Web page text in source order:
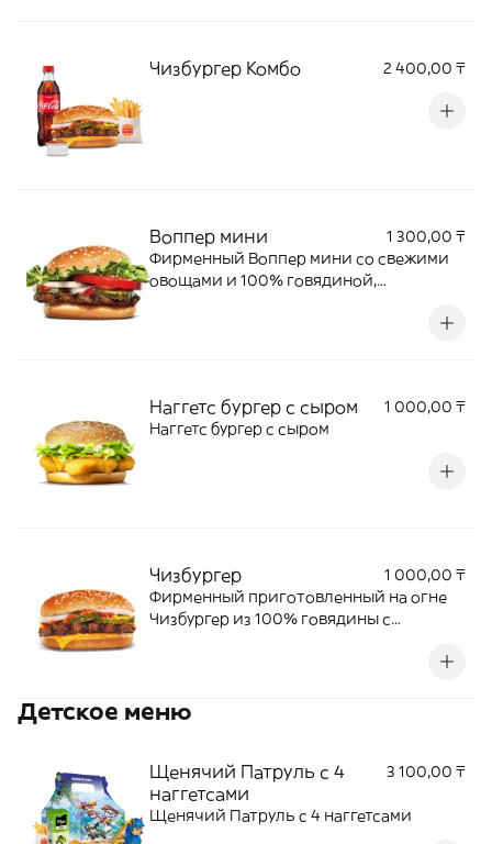
Чизбургер Комбо 2 400,00 ₸
Воппер мини
1 300,00 ₸
Фирменный Воппер мини со свежими
овощами и 100% говядиной,
Наггетс бургер с сыром
1 000,00 ₸
Наггетс бургер с сыром
Чизбургер
1 000,00 ₸
Фирменный приготовленный на огне
Чизбургер из 100% говядины с
хрустящим маринованным огурчиком,
подаются в подрумяненной булочке с
Детское меню
Щенячий Патруль с 4
наггетсами
3 100,00 ₸
Щенячий Патруль с 4 наггетсами